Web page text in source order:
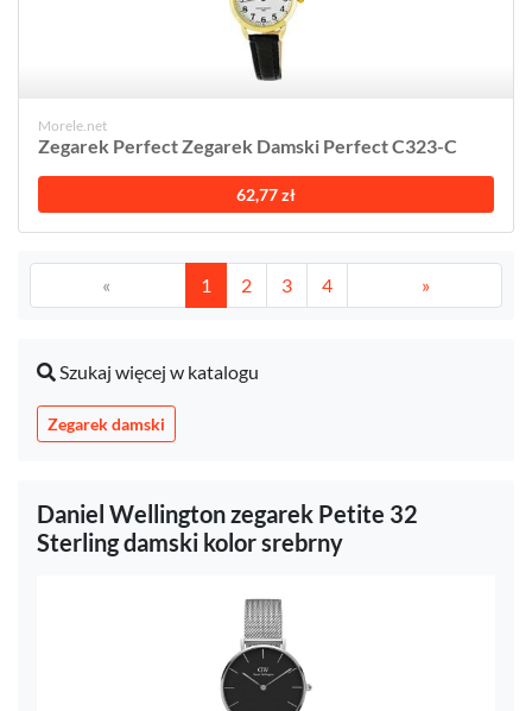
Morele.net
Zegarek Perfect Zegarek Damski Perfect C323-C
62,77 zł
« 1 2 3 4 »
Szukaj więcej w katalogu
Zegarek damski
Daniel Wellington zegarek Petite 32
Sterling damski kolor srebrny